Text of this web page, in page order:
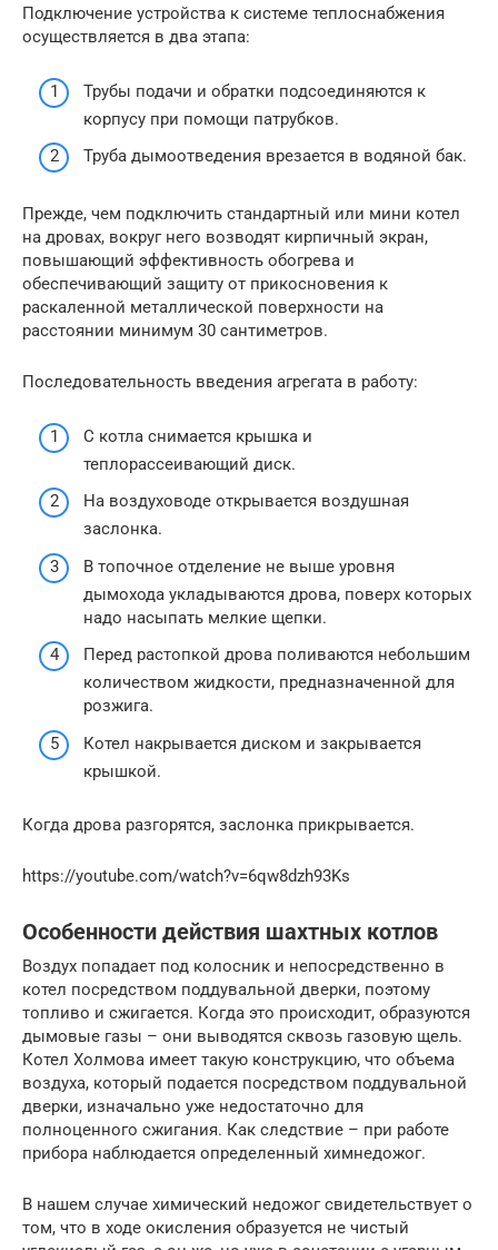
Подключение устройства к системе теплоснабжения
осуществляется в два этапа:
Трубы подачи и обратки подсоединяются к
корпусу при помощи патрубков.
Труба дымоотведения врезается в водяной бак.
Прежде, чем подключить стандартный или мини котел
на дровах, вокруг него возводят кирпичный экран,
повышающий эффективность обогрева и
обеспечивающий защиту от прикосновения к
раскаленной металлической поверхности на
расстоянии минимум 30 сантиметров.
Последовательность введения агрегата в работу:
С котла снимается крышка и
теплорассеивающий диск.
На воздуховоде открывается воздушная
заслонка.
В топочное отделение не выше уровня
дымохода укладываются дрова, поверх которых
надо насыпать мелкие щепки.
Перед растопкой дрова поливаются небольшим
количеством жидкости, предназначенной для
розжига.
Котел накрывается диском и закрывается
крышкой.
Когда дрова разгорятся, заслонка прикрывается.
https://youtube.com/watch?v=6qw8dzh93Ks
Особенности действия шахтных котлов
Воздух попадает под колосник и непосредственно в
котел посредством поддувальной дверки, поэтому
топливо и сжигается. Когда это происходит, образуются
дымовые газы – они выводятся сквозь газовую щель.
Котел Холмова имеет такую конструкцию, что объема
воздуха, который подается посредством поддувальной
дверки, изначально уже недостаточно для
полноценного сжигания. Как следствие – при работе
прибора наблюдается определенный химнедожог.
В нашем случае химический недожог свидетельствует о
том, что в ходе окисления образуется не чистый